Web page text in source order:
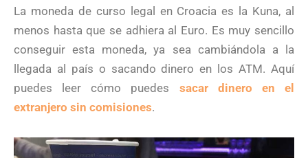
La moneda de curso legal en Croacia es la Kuna, al
menos hasta que se adhiera al Euro. Es muy sencillo
conseguir esta moneda, ya sea cambiándola a la
llegada al país o sacando dinero en los ATM. Aquí
puedes leer cómo puedes sacar dinero en el
extranjero sin comisiones.